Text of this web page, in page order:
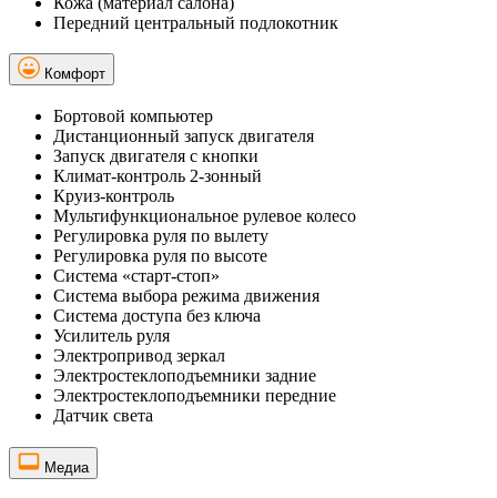
Передний центральный подлокотник
Комфорт
Бортовой компьютер
Дистанционный запуск двигателя
Запуск двигателя с кнопки
Климат-контроль 2-зонный
Круиз-контроль
Мультифункциональное рулевое колесо
Регулировка руля по вылету
Регулировка руля по высоте
Система «старт-стоп»
Система выбора режима движения
Система доступа без ключа
Усилитель руля
Электропривод зеркал
Электростеклоподъемники задние
Электростеклоподъемники передние
Датчик света
Медиа